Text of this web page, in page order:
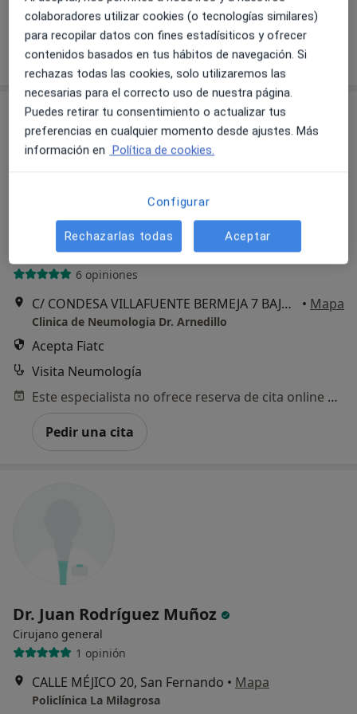
Pedir una cita
Dr. Aurelio Victor Arnedillo Muñoz
Neumólogo
6 opiniones
C/ CONDESA VILLAFUENTE BERMEJA 7 BAJO IZDA, Cádiz • Mapa
Clinica de Neumologia Dr. Arnedillo
Acepta Fiatc
Visita Neumología
Este especialista no ofrece reserva de cita online en esta dirección.
Pedir una cita
Dr. Juan Rodríguez Muñoz
Cirujano general
1 opinión
CALLE MÉJICO 20, San Fernando • Mapa
Policlínica La Milagrosa
colaboradores utilizar cookies (o tecnologías similares)
para recopilar datos con fines estadísiticos y ofrecer
contenidos basados en tus hábitos de navegación. Si
rechazas todas las cookies, solo utilizaremos las
necesarias para el correcto uso de nuestra página.
Puedes retirar tu consentimiento o actualizar tus
preferencias en cualquier momento desde ajustes. Más
información en Política de cookies.
Configurar
Rechazarlas todas Aceptar